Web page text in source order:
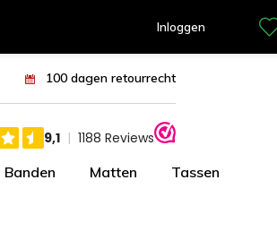
Inloggen
100 dagen retourrecht
Banden Matten Tassen